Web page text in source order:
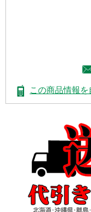
この商品情報